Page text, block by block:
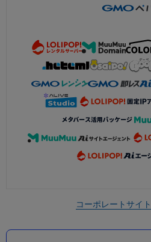
コーポレートサイト